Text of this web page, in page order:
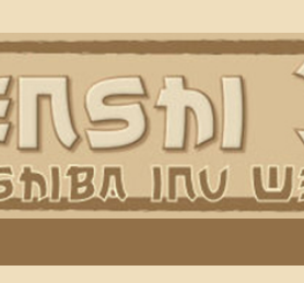
Shiba’s (Keiko, Rontu, Miyuki, Tatsu en